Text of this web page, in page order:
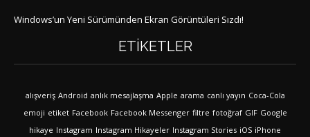
Windows’un Yeni Sürümünden Ekran Görüntüleri Sızdı!
ETIKETLER
alışveriş Android anlık mesajlaşma Apple arama canlı yayın Coca-Cola
emoji etiket Facebook Facebook Messenger filtre fotoğraf GIF Google
hikaye Instagram Instagram Hikayeler Instagram Stories iOS iPhone